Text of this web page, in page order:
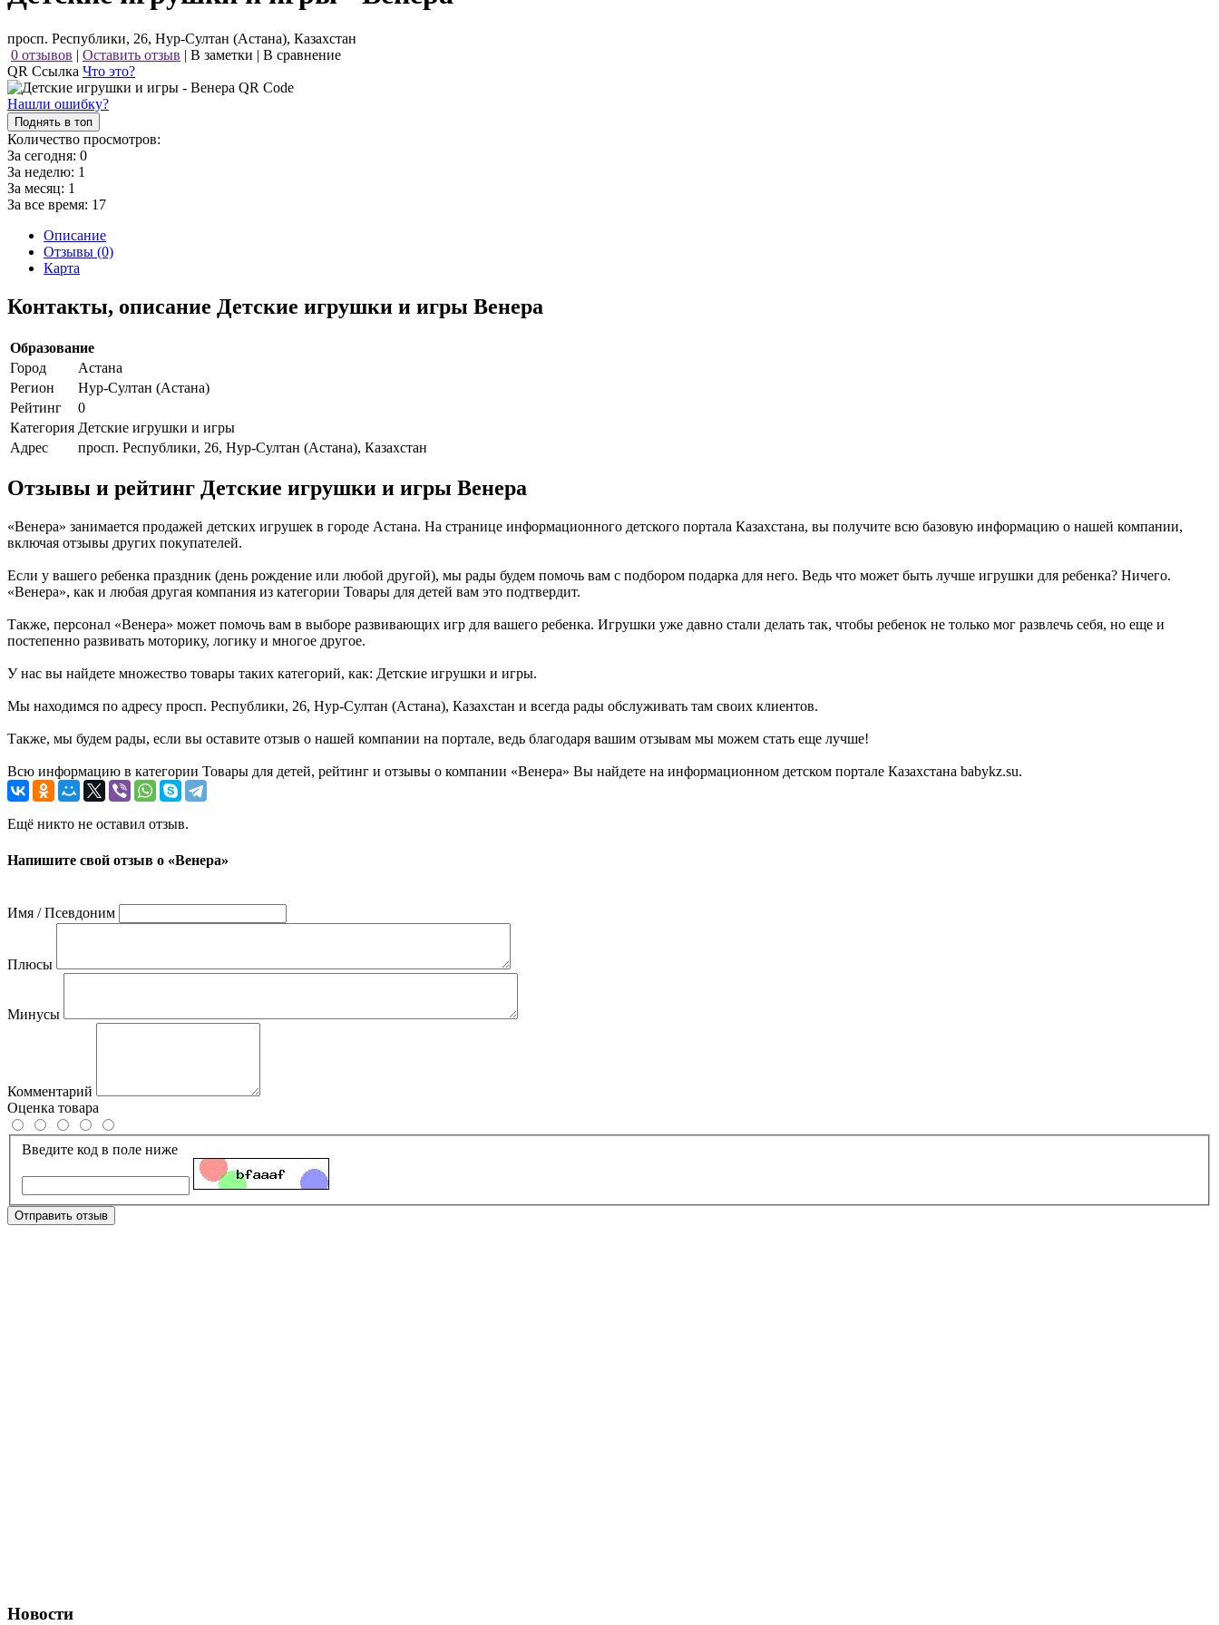
просп. Республики, 26, Нур-Султан (Астана), Казахстан
0 отзывов | Оставить отзыв | В заметки | В сравнение
QR Ссылка Что это?
Нашли ошибку?
Поднять в топ
Количество просмотров:
За сегодня: 0
За неделю: 1
За месяц: 1
За все время: 17
Описание
Отзывы (0)
Карта
Контакты, описание Детские игрушки и игры Венера
Образование
Город
Астана
Регион
Нур-Султан (Астана)
Рейтинг
0
Категория Детские игрушки и игры
Адрес
просп. Республики, 26, Нур-Султан (Астана), Казахстан
Отзывы и рейтинг Детские игрушки и игры Венера
«Венера» занимается продажей детских игрушек в городе Астана. На странице информационного детского портала Казахстана, вы получите всю базовую информацию о нашей компании,
включая отзывы других покупателей.
Если у вашего ребенка праздник (день рождение или любой другой), мы рады будем помочь вам с подбором подарка для него. Ведь что может быть лучше игрушки для ребенка? Ничего.
«Венера», как и любая другая компания из категории Товары для детей вам это подтвердит.
Также, персонал «Венера» может помочь вам в выборе развивающих игр для вашего ребенка. Игрушки уже давно стали делать так, чтобы ребенок не только мог развлечь себя, но еще и
постепенно развивать моторику, логику и многое другое.
У нас вы найдете множество товары таких категорий, как: Детские игрушки и игры.
Мы находимся по адресу просп. Республики, 26, Нур-Султан (Астана), Казахстан и всегда рады обслуживать там своих клиентов.
Также, мы будем рады, если вы оставите отзыв о нашей компании на портале, ведь благодаря вашим отзывам мы можем стать еще лучше!
Всю информацию в категории Товары для детей, рейтинг и отзывы о компании «Венера» Вы найдете на информационном детском портале Казахстана babykz.su.
Ещё никто не оставил отзыв.
Напишите свой отзыв о «Венера»
Имя / Псевдоним
Плюсы
Минусы
Комментарий
Оценка товара
Введите код в поле ниже
Отправить отзыв
Новости